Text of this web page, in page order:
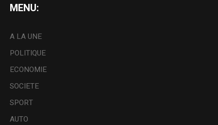
MENU:
A LA UNE
POLITIQUE
ECONOMIE
SOCIETE
SPORT
AUTO